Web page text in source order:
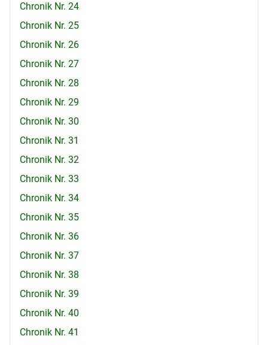
Chronik Nr. 24
Chronik Nr. 25
Chronik Nr. 26
Chronik Nr. 27
Chronik Nr. 28
Chronik Nr. 29
Chronik Nr. 30
Chronik Nr. 31
Chronik Nr. 32
Chronik Nr. 33
Chronik Nr. 34
Chronik Nr. 35
Chronik Nr. 36
Chronik Nr. 37
Chronik Nr. 38
Chronik Nr. 39
Chronik Nr. 40
Chronik Nr. 41